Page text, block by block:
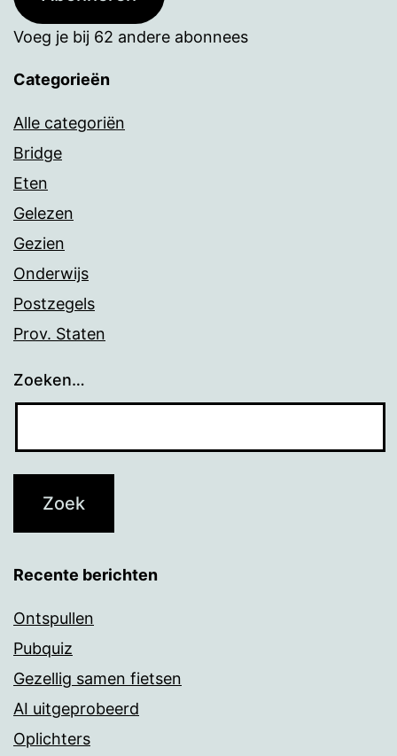
Voeg je bij 62 andere abonnees
Categorieën
Alle categoriën
Bridge
Eten
Gelezen
Gezien
Onderwijs
Postzegels
Prov. Staten
Zoeken…
Recente berichten
Ontspullen
Pubquiz
Gezellig samen fietsen
AI uitgeprobeerd
Oplichters